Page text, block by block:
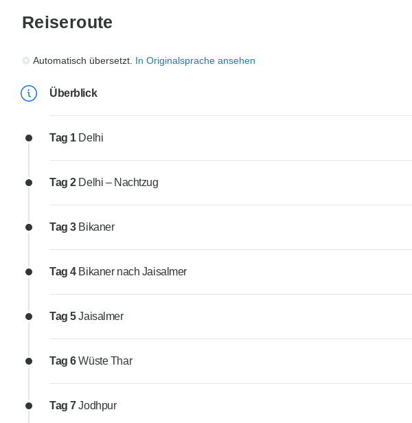
Reiseroute
Automatisch übersetzt. In Originalsprache ansehen
Überblick
Tag 1 Delhi
Tag 2 Delhi – Nachtzug
Tag 3 Bikaner
Tag 4 Bikaner nach Jaisalmer
Tag 5Jaisalmer
Tag 6Wüste Thar
Tag 7Jodhpur